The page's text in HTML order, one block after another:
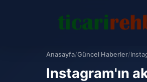
Anasayfa/Güncel Haberler/
Instagram'ın